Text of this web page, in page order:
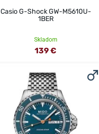
Casio G-Shock GW-M5610U-
1BER
Skladom
139 €